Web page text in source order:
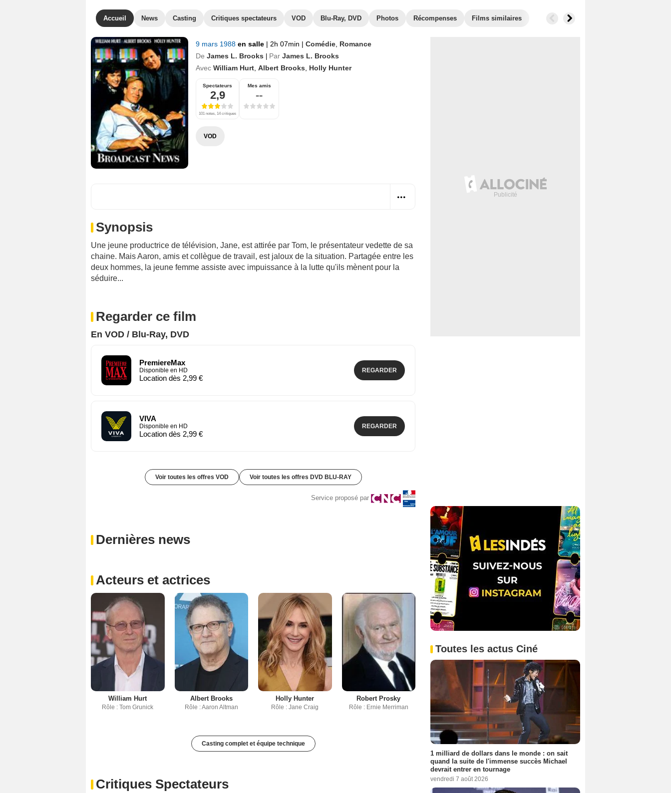
Accueil News Casting Critiques spectateurs VOD Blu-Ray, DVD Photos Récompenses Films similaires
9 mars 1988 en salle | 2h 07min | Comédie Romance
De James L. Brooks Par James L. Brooks
Avec William Hurt Albert Brooks Holly Hunter
Spectateurs
2,9
101 notes, 14 critiques
Mes amis
--
VOD
Synopsis
Une jeune productrice de télévision, Jane, est attirée par Tom, le présentateur vedette de sa
chaine. Mais Aaron, amis et collègue de travail, est jaloux de la situation. Partagée entre les
deux hommes, la jeune femme assiste avec impuissance à la lutte qu'ils mènent pour la
séduire...
Regarder ce film
En VOD / Blu-Ray, DVD
PremiereMax
Disponible en HD
Location dès 2,99 €
REGARDER
VIVA
Disponible en HD
Location dès 2,99 €
REGARDER
Voir toutes les offres VOD Voir toutes les offres DVD BLU-RAY
Service proposé par
Dernières news
Acteurs et actrices
William Hurt
Rôle : Tom Grunick
Albert Brooks
Rôle : Aaron Altman
Holly Hunter
Rôle : Jane Craig
Robert Prosky
Rôle : Ernie Merriman
Casting complet et équipe technique
Critiques Spectateurs
Toutes les actus Ciné
1 milliard de dollars dans le monde : on sait
quand la suite de l'immense succès Michael
devrait entrer en tournage
vendredi 7 août 2026